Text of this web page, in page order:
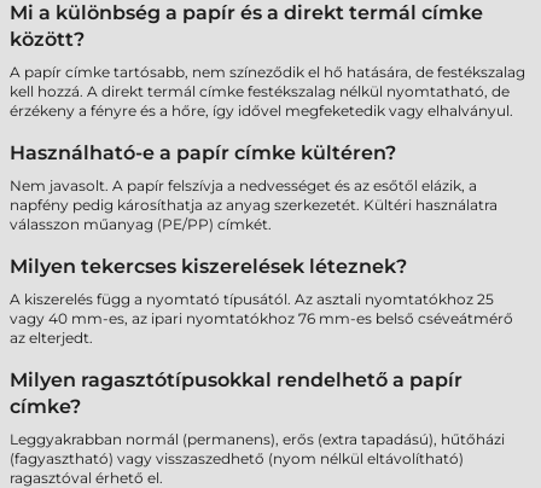
Mi a különbség a papír és a direkt termál címke
között?
A papír címke tartósabb, nem színeződik el hő hatására, de festékszalag
kell hozzá. A direkt termál címke festékszalag nélkül nyomtatható, de
érzékeny a fényre és a hőre, így idővel megfeketedik vagy elhalványul.
Használható-e a papír címke kültéren?
Nem javasolt. A papír felszívja a nedvességet és az esőtől elázik, a
napfény pedig károsíthatja az anyag szerkezetét. Kültéri használatra
válasszon műanyag (PE/PP) címkét.
Milyen tekercses kiszerelések léteznek?
A kiszerelés függ a nyomtató típusától. Az asztali nyomtatókhoz 25
vagy 40 mm-es, az ipari nyomtatókhoz 76 mm-es belső cséveátmérő
az elterjedt.
Milyen ragasztótípusokkal rendelhető a papír
címke?
Leggyakrabban normál (permanens), erős (extra tapadású), hűtőházi
(fagyasztható) vagy visszaszedhető (nyom nélkül eltávolítható)
ragasztóval érhető el.